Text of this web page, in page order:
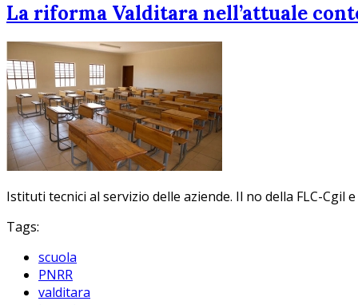
La riforma Valditara nell’attuale
Istituti tecnici al servizio delle aziende. Il no della FLC-
Tags:
scuola
PNRR
valditara